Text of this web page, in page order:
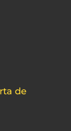
de